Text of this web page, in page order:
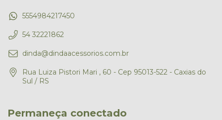
5554984217450
54 32221862
dinda@dindaacessorios.com.br
Rua Luiza Pistori Mari , 60 - Cep 95013-522 - Caxias do
Sul / RS
Permaneça conectado